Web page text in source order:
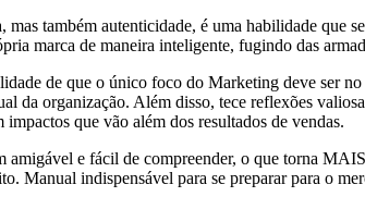
também autenticidade, é uma habilidade que
marca de maneira inteligente, fugindo das
de que o único foco do Marketing deve ser
da organização. Além disso, tece reflexões
que vão além dos resultados de vendas.
e fácil de compreender, o que torna
Manual indispensável para se preparar para o